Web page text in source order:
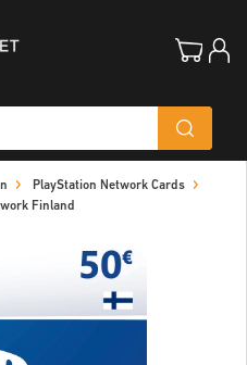
PlayStation Network Cards
Finland